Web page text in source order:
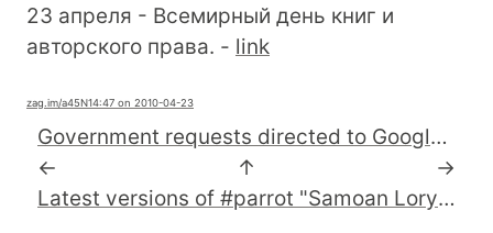
23 апреля - Всемирный день книг и
авторского права. - link
zag.im/a45N14:47 on 2010-04-23
Government requests directed to Google and YouTube
←
↑
→
Latest versions of #parrot "Samoan Lory" and #rakudo "Moscow" now available in #Freebsd ports tree